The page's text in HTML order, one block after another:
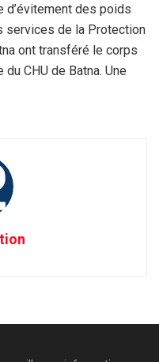
d’évitement des poids
services de la Protection
ont transféré le corps
CHU de Batna. Une